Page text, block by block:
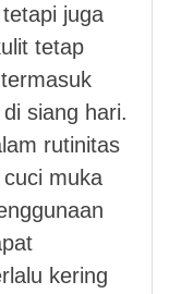
juga
tetap
siang hari.
rutinitas
muka
kering